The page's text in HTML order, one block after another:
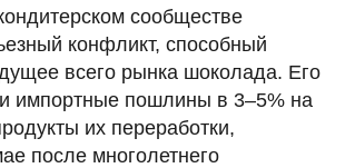
сообществе
конфликт, способный
всего рынка шоколада. Его
импортные пошлины в 3–5% на
их переработки,
после многолетнего